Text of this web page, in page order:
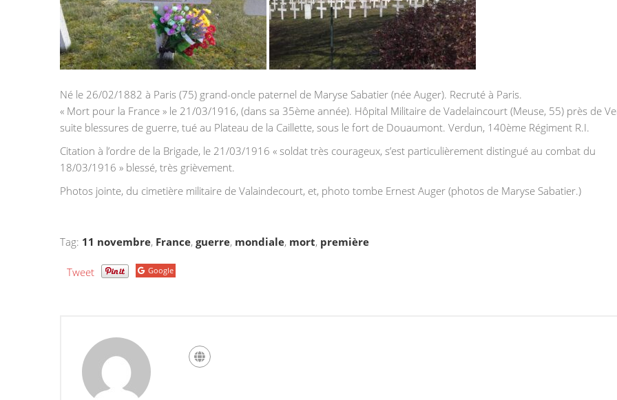
Né le 26/02/1882 à Paris (75) grand-oncle paternel de Maryse Sabatier (née Auger). Recruté à Paris.
« Mort pour la France » le 21/03/1916, (dans sa 35ème année). Hôpital Militaire de Vadelaincourt (Meuse, 55) près de
suite blessures de guerre, tué au Plateau de la Caillette, sous le fort de Douaumont. Verdun, 140ème Régiment R.I.
Citation à l’ordre de la Brigade, le 21/03/1916 « soldat très courageux, s’est particulièrement distingué au combat du
18/03/1916 » blessé, très grièvement.
Photos jointe, du cimetière militaire de Valaindecourt, et, photo tombe Ernest Auger (photos de Maryse Sabatier.)
Tag: 11 novembre, France, guerre, mondiale, mort, première
Google
Tweet